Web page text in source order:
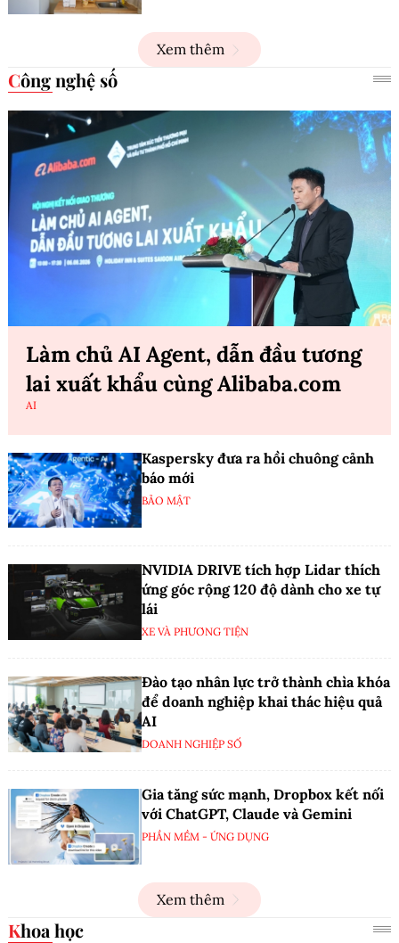
Xem thêm
Công nghệ số
Làm chủ AI Agent, dẫn đầu tương
lai xuất khẩu cùng Alibaba.com
AI
Kaspersky đưa ra hồi chuông cảnh
báo mới
BẢO MẬT
NVIDIA DRIVE tích hợp Lidar thích
ứng góc rộng 120 độ dành cho xe tự
lái
XE VÀ PHƯƠNG TIỆN
Đào tạo nhân lực trở thành chìa khóa
để doanh nghiệp khai thác hiệu quả
AI
DOANH NGHIỆP SỐ
Gia tăng sức mạnh, Dropbox kết nối
với ChatGPT, Claude và Gemini
PHẦN MỀM - ỨNG DỤNG
Xem thêm
Khoa học